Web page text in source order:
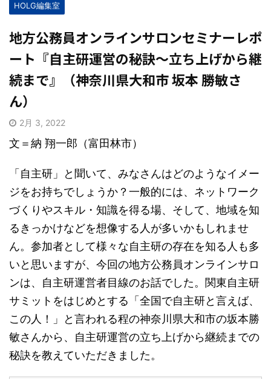
HOLG編集室
地方公務員オンラインサロンセミナーレポ
ート『自主研運営の秘訣〜立ち上げから継
続まで』（神奈川県大和市 坂本 勝敏さ
ん）
2月 3, 2022
文＝納 翔一郎（富田林市）
「自主研」と聞いて、みなさんはどのようなイメー
ジをお持ちでしょうか？一般的には、ネットワーク
づくりやスキル・知識を得る場、そして、地域を知
るきっかけなどを想像する人が多いかもしれませ
ん。参加者として様々な自主研の存在を知る人も多
いと思いますが、今回の地方公務員オンラインサロ
ンは、自主研運営者目線のお話でした。関東自主研
サミットをはじめとする「全国で自主研と言えば、
この人！」と言われる程の神奈川県大和市の坂本勝
敏さんから、自主研運営の立ち上げから継続までの
秘訣を教えていただきました。